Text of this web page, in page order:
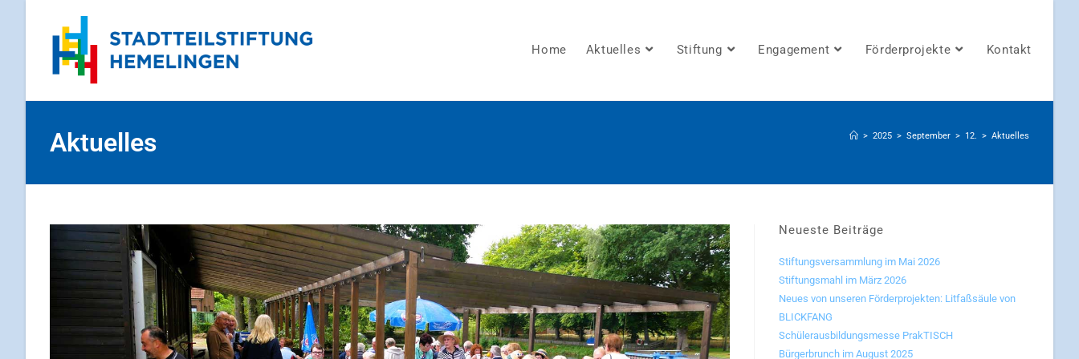
Home Aktuelles Stiftung Engagement Förderprojekte Kontakt
Aktuelles > 2025 > September > 12. > Aktuelles
Neueste Beiträge
Stiftungsversammlung im Mai 2026
Stiftungsmahl im März 2026
Neues von unseren Förderprojekten: Litfaßsäule von
BLICKFANG
Schülerausbildungsmesse PrakTISCH
Bürgerbrunch im August 2025